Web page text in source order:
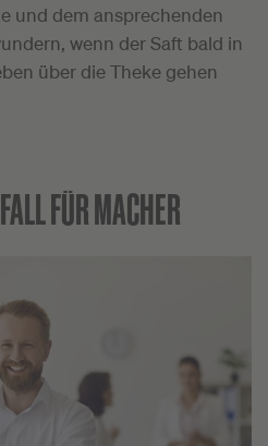
und dem ansprechenden
wenn der Saft bald in
über die Theke gehen
FÜR MACHER